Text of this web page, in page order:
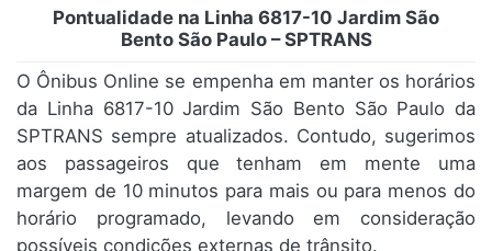
Pontualidade na Linha 6817-10 Jardim São
Bento São Paulo – SPTRANS
O Ônibus Online se empenha em manter os horários
da Linha 6817-10 Jardim São Bento São Paulo da
SPTRANS sempre atualizados. Contudo, sugerimos
aos passageiros que tenham em mente uma
margem de 10 minutos para mais ou para menos do
horário programado, levando em consideração
possíveis condições externas de trânsito.